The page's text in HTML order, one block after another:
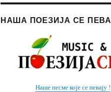
НАША ПОЕЗИЈА СЕ ПЕВА
Наше песме које се певају !